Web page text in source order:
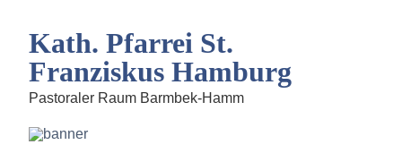
Kath. Pfarrei St.
Franziskus Hamburg
Pastoraler Raum Barmbek-Hamm